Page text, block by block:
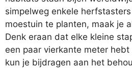
simpelweg enkele
moestuin te planten, maak je
Denk eraan dat elke kleine
een paar vierkante meter
kun je bijdragen aan het